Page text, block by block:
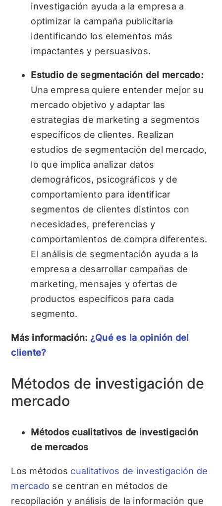
investigación ayuda a la empresa a
optimizar la campaña publicitaria
identificando los elementos más
impactantes y persuasivos.
Estudio de segmentación del mercado:
Una empresa quiere entender mejor su
mercado objetivo y adaptar las
estrategias de marketing a segmentos
específicos de clientes. Realizan
estudios de segmentación del mercado,
lo que implica analizar datos
demográficos, psicográficos y de
comportamiento para identificar
segmentos de clientes distintos con
necesidades, preferencias y
comportamientos de compra diferentes.
El análisis de segmentación ayuda a la
empresa a desarrollar campañas de
marketing, mensajes y ofertas de
productos específicos para cada
segmento.
Más información: ¿Qué es la opinión del
cliente?
Métodos de investigación de
mercado
Métodos cualitativos de investigación
de mercados
Los métodos cualitativos de investigación de
mercado se centran en métodos de
recopilación y análisis de la información que